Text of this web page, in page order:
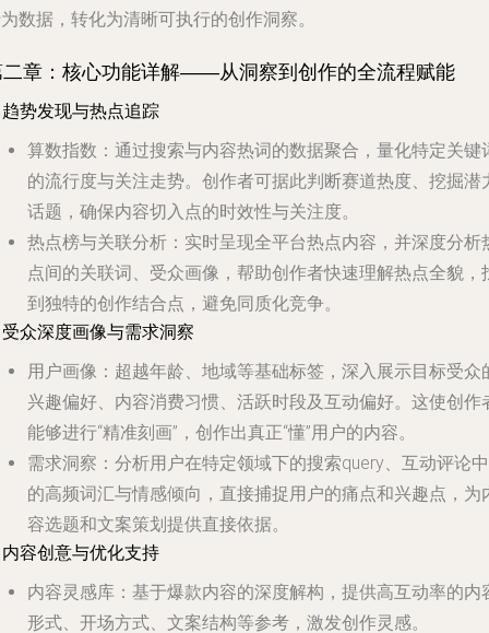
数据，转化为清晰可执行的创作洞察。
二章：核心功能详解——从洞察到创作的全流程赋能
势发现与热点追踪
算数指数 ：通过搜索与内容热词的数据聚合，量化特定关键
的流行度与关注走势。创作者可据此判断赛道热度、挖掘潜
话题，确保内容切入点的时效性与关注度。
热点榜与关联分析 ：实时呈现全平台热点内容，并深度分析
点间的关联词、受众画像，帮助创作者快速理解热点全貌，
到独特的创作结合点，避免同质化竞争。
众深度画像与需求洞察
用户画像 ：超越年龄、地域等基础标签，深入展示目标受众
兴趣偏好、内容消费习惯、活跃时段及互动偏好。这使创作
能够进行“精准刻画”，创作出真正“懂”用户的内容。
需求洞察 ：分析用户在特定领域下的搜索query、互动评论中
的高频词汇与情感倾向，直接捕捉用户的痛点和兴趣点，为
容选题和文案策划提供直接依据。
容创意与优化支持
内容灵感库 ：基于爆款内容的深度解构，提供高互动率的内
形式、开场方式、文案结构等参考，激发创作灵感。